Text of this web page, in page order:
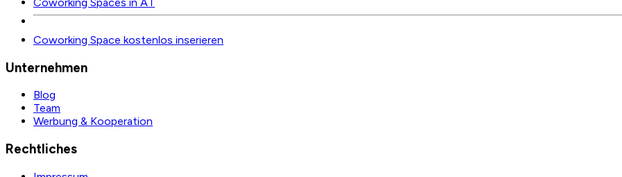
Coworking Space kostenlos inserieren
Unternehmen
Blog
Team
Werbung & Kooperation
Rechtliches